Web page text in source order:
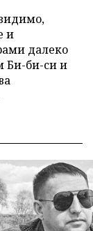
и
далеко
Би-би-си и